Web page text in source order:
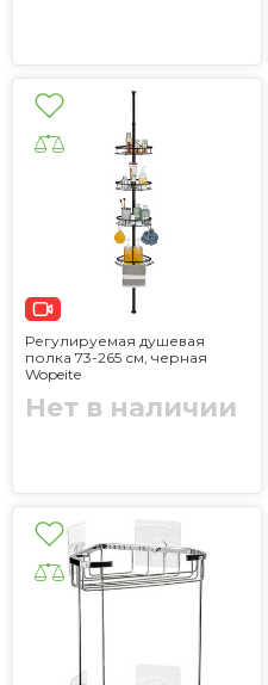
Регулируемая душевая
полка 73-265 см, черная
Wopeite
Нет в наличии